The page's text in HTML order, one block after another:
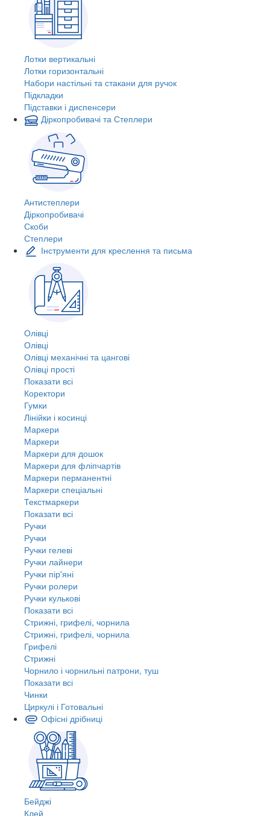
Лотки вертикальні
Лотки горизонтальні
Набори настільні та стакани для ручок
Підкладки
Підставки і диспенсери
Діркопробивачі та Степлери
Антистеплери
Діркопробивачі
Скоби
Степлери
Інструменти для креслення та письма
Олівці
Олівці
Олівці механічні та цангові
Олівці прості
Показати всі
Коректори
Гумки
Лінійки і косинці
Маркери
Маркери
Маркери для дошок
Маркери для фліпчартів
Маркери перманентні
Маркери спеціальні
Текстмаркери
Показати всі
Ручки
Ручки
Ручки гелеві
Ручки лайнери
Ручки пір'яні
Ручки ролери
Ручки кулькові
Показати всі
Стрижні, грифелі, чорнила
Стрижні, грифелі, чорнила
Грифелі
Стрижні
Чорнило і чорнильні патрони, туш
Показати всі
Чинки
Циркулі і Готовальні
Офісні дрібниці
Бейджі
Клей